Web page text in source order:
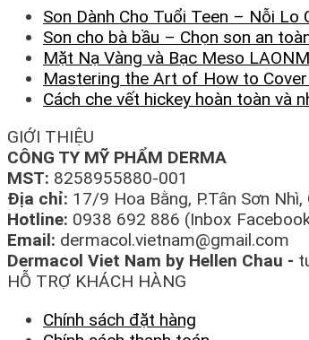
Son Dành Cho Tuổi Teen – Nỗi Lo
Son cho bà bầu – Chọn son an
Mặt Nạ Vàng và Bạc Meso
Mastering the Art of How to
Cách che vết hickey hoàn toàn và
GIỚI THIỆU
CÔNG TY MỸ PHẨM DERMA
MST: 8258955880-001
Địa chỉ: 17/9 Hoa Bằng, P.Tân Sơn Nhì,
Hotline: 0938 692 886 (Inbox
Email: dermacol.vietnam@gmail.com
Dermacol Viet Nam by Hellen Chau -
HỖ TRỢ KHÁCH HÀNG
Chính sách đặt hàng